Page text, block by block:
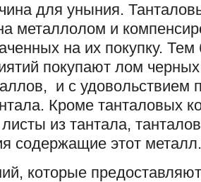
для уныния.
металлолом и
на их покупку.
покупают лом
и с удовольствием
Кроме танталовых
из тантала,
содержащие этот металл.
которые предоставляют